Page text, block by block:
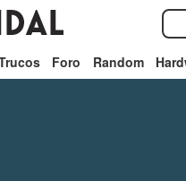
Foro Random